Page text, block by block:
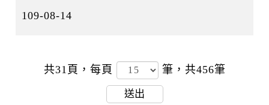
109-08-14
共31頁， 每頁 筆，共456筆
送出